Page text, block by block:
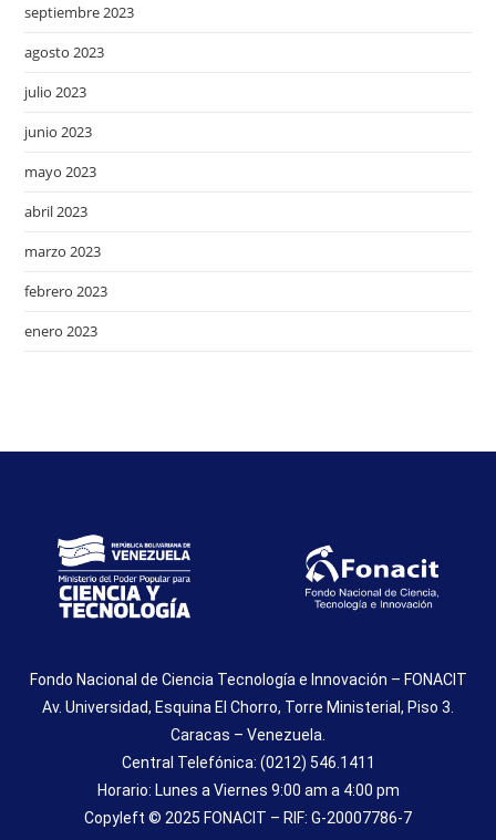
septiembre 2023
agosto 2023
julio 2023
junio 2023
mayo 2023
abril 2023
marzo 2023
febrero 2023
enero 2023
Fondo Nacional de Ciencia Tecnología e Innovación – FONACIT
Av. Universidad, Esquina El Chorro, Torre Ministerial, Piso 3.
Caracas – Venezuela.
Central Telefónica: (0212) 546.1411
Horario: Lunes a Viernes 9:00 am a 4:00 pm
Copyleft © 2025 FONACIT – RIF: G-20007786-7